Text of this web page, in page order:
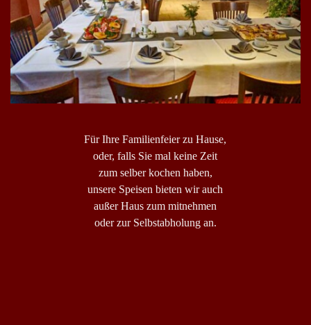
Für Ihre Familienfeier zu Hause,
oder, falls Sie mal keine Zeit
zum selber kochen haben,
unsere Speisen bieten wir auch
außer Haus zum mitnehmen
oder zur Selbstabholung an.